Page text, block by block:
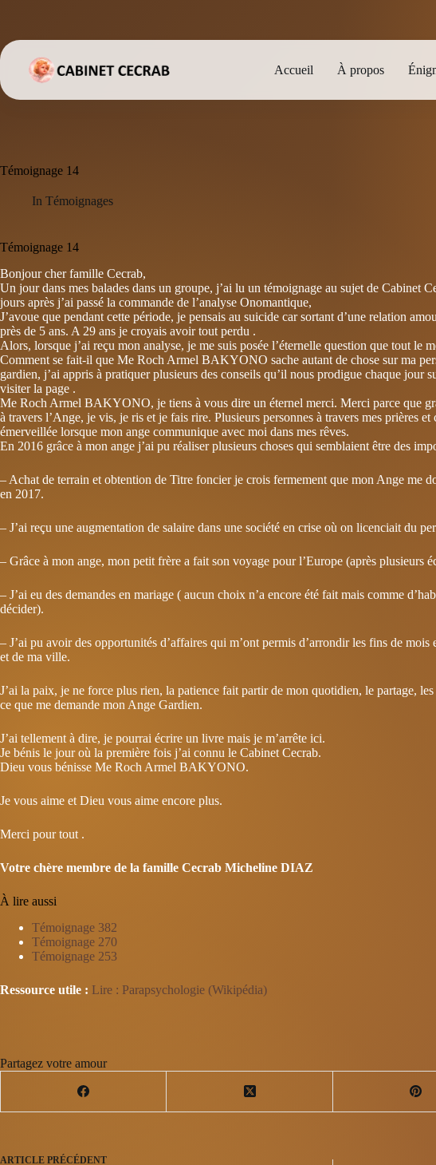
Accueil À propos
Témoignage 14
In Témoignages
Témoignage 14
Bonjour cher famille Cecrab,
Un jour dans mes balades dans un groupe, j’ai lu un témoignage au sujet de Cabinet
jours après j’ai passé la commande de l’analyse Onomantique,
J’avoue que pendant cette période, je pensais au suicide car sortant d’une relation
près de 5 ans. A 29 ans je croyais avoir tout perdu .
Alors, lorsque j’ai reçu mon analyse, je me suis posée l’éternelle question que tout le
Comment se fait-il que Me Roch Armel BAKYONO sache autant de chose sur ma
gardien, j’ai appris à pratiquer plusieurs des conseils qu’il nous prodigue chaque jour
visiter la page .
Me Roch Armel BAKYONO, je tiens à vous dire un éternel merci. Merci parce que
à travers l’Ange, je vis, je ris et je fais rire. Plusieurs personnes à travers mes prières
émerveillée lorsque mon ange communique avec moi dans mes rêves.
En 2016 grâce à mon ange j’ai pu réaliser plusieurs choses qui semblaient être des
– Achat de terrain et obtention de Titre foncier je crois fermement que mon Ange me
en 2017.
– J’ai reçu une augmentation de salaire dans une société en crise où on licenciait du
– Grâce à mon ange, mon petit frère a fait son voyage pour l’Europe (après plusieurs
– J’ai eu des demandes en mariage ( aucun choix n’a encore été fait mais comme
décider).
– J’ai pu avoir des opportunités d’affaires qui m’ont permis d’arrondir les fins de
et de ma ville.
J’ai la paix, je ne force plus rien, la patience fait partir de mon quotidien, le partage,
ce que me demande mon Ange Gardien.
J’ai tellement à dire, je pourrai écrire un livre mais je m’arrête ici.
Je bénis le jour où la première fois j’ai connu le Cabinet Cecrab.
Dieu vous bénisse Me Roch Armel BAKYONO.
Je vous aime et Dieu vous aime encore plus.
Merci pour tout .
Votre chère membre de la famille Cecrab Micheline DIAZ
À lire aussi
Témoignage 382
Témoignage 270
Témoignage 253
Ressource utile : Lire : Parapsychologie (Wikipédia)
Partagez votre amour
ARTICLE PRÉCÉDENT